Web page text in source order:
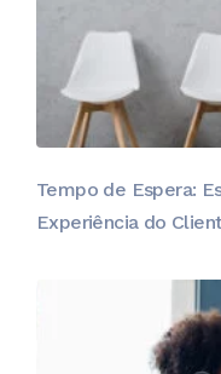
Tempo de Espera:
Experiência do